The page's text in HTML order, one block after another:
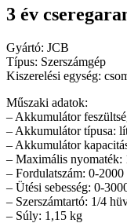
3 év
Gyártó: JCB
Típus: Szerszámgép
Kiszerelési egység:
Műszaki adatok:
– Akkumulátor
– Akkumulátor típusa:
– Akkumulátor
– Maximális nyomaték:
– Fordulatszám: 0-2000
– Ütési sebesség: 0-
– Szerszámtartó: 1/4
– Súly: 1,15 kg